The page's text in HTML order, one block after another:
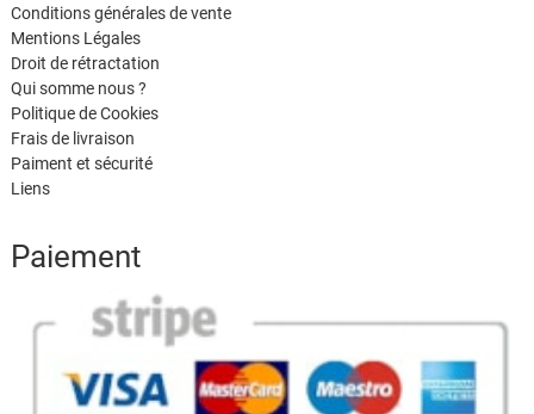
Conditions générales de vente
Mentions Légales
Droit de rétractation
Qui somme nous ?
Politique de Cookies
Frais de livraison
Paiment et sécurité
Liens
Paiement